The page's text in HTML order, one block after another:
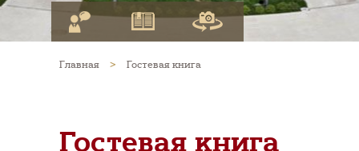
Главная > Гостевая книга
Гостевая книга